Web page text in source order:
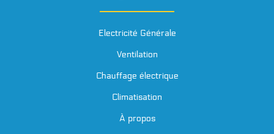
Electricité Générale
Ventilation
Chauffage électrique
Climatisation
À propos